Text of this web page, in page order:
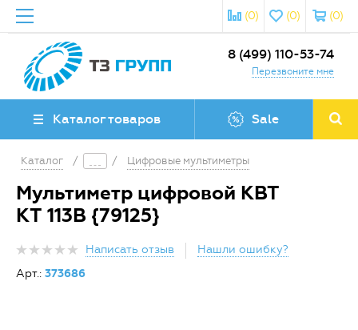
(0)
(0)
(0)
8 (499) 110-53-74
Перезвоните мне
Каталог товаров Sale
Каталог / / Цифровые мультиметры
Мультиметр цифровой КВТ
KT 113B {79125}
Написать отзыв
Нашли ошибку?
Арт.: 373686